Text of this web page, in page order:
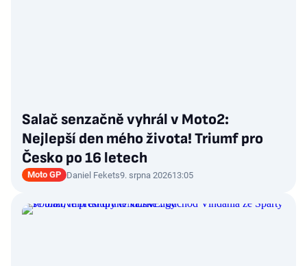
Salač senzačně vyhrál v Moto2:
Nejlepší den mého života! Triumf pro
Česko po 16 letech
Moto GP Daniel Fekets9. srpna 202613:05